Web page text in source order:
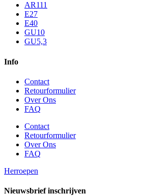
AR111
E27
E40
GU10
GU5,3
Info
Contact
Retourformulier
Over Ons
FAQ
Contact
Retourformulier
Over Ons
FAQ
Herroepen
Nieuwsbrief inschrijven